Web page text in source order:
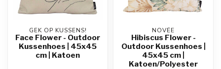
GEK OP KUSSENS!
Face Flower - Outdoor
Kussenhoes | 45x45
cm | Katoen
NOVÉE
Hibiscus Flower -
Outdoor Kussenhoes |
45x45 cm |
Katoen/Polyester